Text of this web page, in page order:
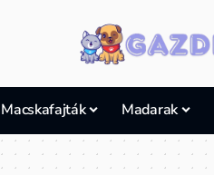
Macskafajták Madarak